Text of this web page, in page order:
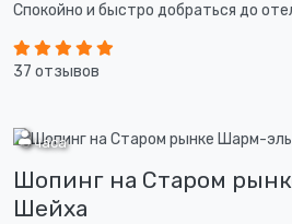
Спокойно и быстро добраться до
37 отзывов
3 часа
Шопинг на Старом
Шейха